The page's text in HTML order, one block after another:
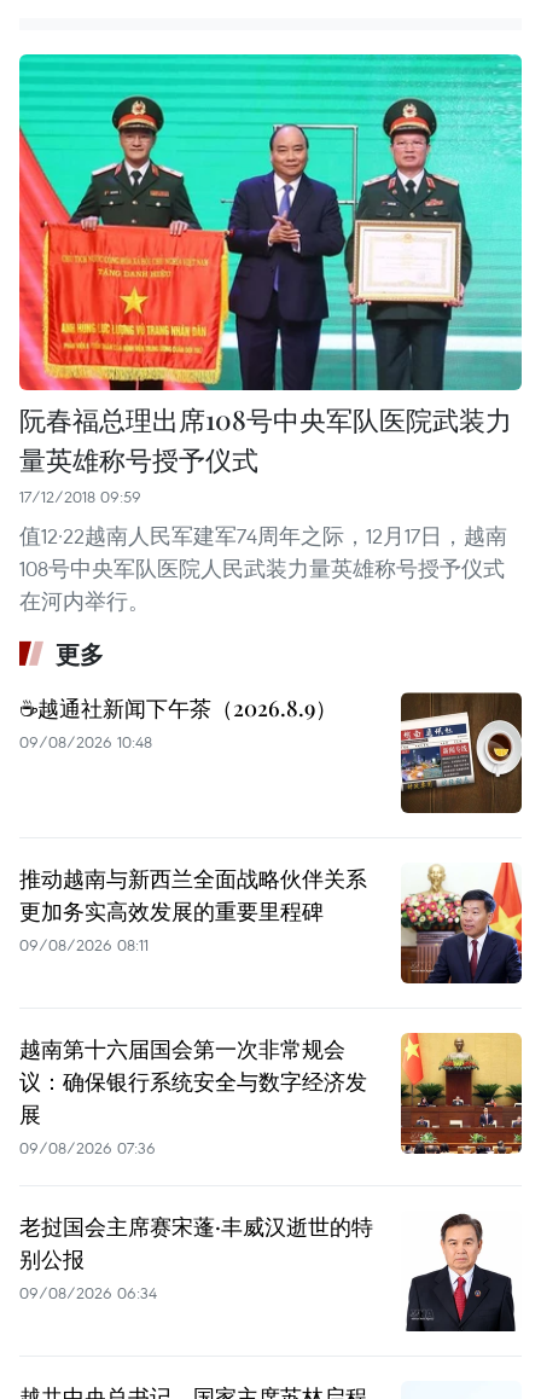
阮春福总理出席108号中央军队医院武装力
量英雄称号授予仪式
17/12/2018 09:59
值12·22越南人民军建军74周年之际，12月17日，越南
108号中央军队医院人民武装力量英雄称号授予仪式
在河内举行。
更多
☕️越通社新闻下午茶（2026.8.9）
09/08/2026 10:48
推动越南与新西兰全面战略伙伴关系
更加务实高效发展的重要里程碑
09/08/2026 08:11
越南第十六届国会第一次非常规会
议：确保银行系统安全与数字经济发
展
09/08/2026 07:36
老挝国会主席赛宋蓬·丰威汉逝世的特
别公报
09/08/2026 06:34